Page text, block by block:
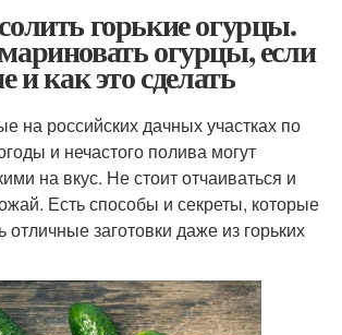
горькие огурцы.
огурцы, если
и как это сделать
на российских дачных участках по
и нечастого полива могут
на вкус. Не стоит отчаиваться и
Есть способы и секреты, которые
отличные заготовки даже из горьких